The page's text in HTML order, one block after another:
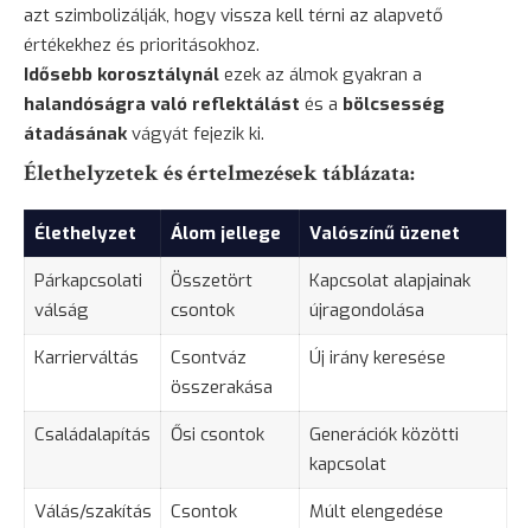
azt szimbolizálják, hogy vissza kell térni az alapvető
értékekhez és prioritásokhoz.
Idősebb korosztálynál ezek az álmok gyakran a
halandóságra való reflektálást és a bölcsesség
átadásánakvágyát fejezik ki.
Élethelyzetek és értelmezések táblázata:
Élethelyzet Álom jellege
Valószínű üzenet
Párkapcsolati
válság
Összetört
csontok
Kapcsolat alapjainak
újragondolása
Karrierváltás
Csontváz
összerakása
Új irány keresése
Családalapítás Ősi csontok
Generációk közötti
kapcsolat
Válás/szakítás
Csontok
Múlt elengedése